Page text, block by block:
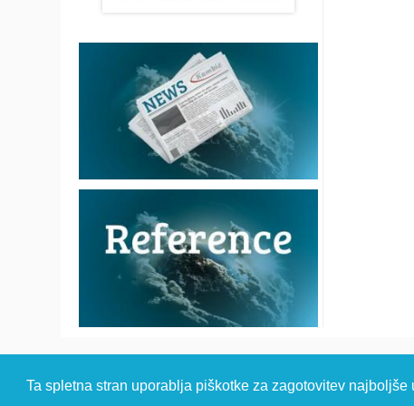
Ta spletna stran uporablja piškotke za zagotovitev